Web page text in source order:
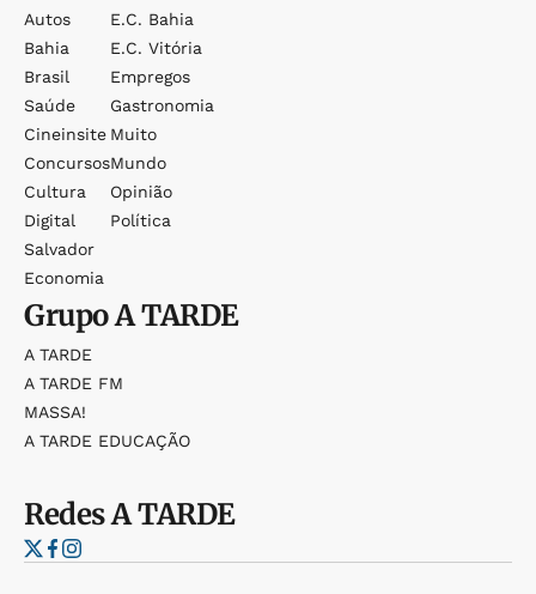
Autos
Bahia
Brasil
Saúde
Cineinsite
Concursos
Cultura
Digital
Salvador
Economia
E.c. Bahia
E.c. Vitória
Empregos
Gastronomia
Muito
Mundo
Opinião
Política
GrupoA TARDE
A TARDE
A TARDE FM
MASSA!
A TARDE EDUCAÇÃO
RedesA TARDE